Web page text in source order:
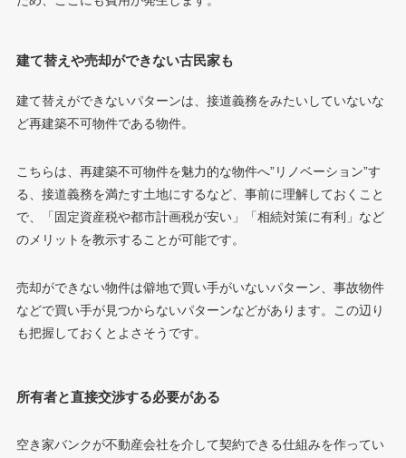
建て替えや売却ができない古民家も
建て替えができないパターンは、接道義務をみたいしていないな
ど再建築不可物件である物件。
こちらは、再建築不可物件を魅力的な物件へ”リノベーション”す
る、接道義務を満たす土地にするなど、事前に理解しておくこと
で、「固定資産税や都市計画税が安い」「相続対策に有利」など
のメリットを教示することが可能です。
売却ができない物件は僻地で買い手がいないパターン、事故物件
などで買い手が見つからないパターンなどがあります。この辺り
も把握しておくとよさそうです。
所有者と直接交渉する必要がある
空き家バンクが不動産会社を介して契約できる仕組みを作ってい